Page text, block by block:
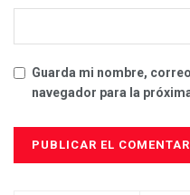
Guarda mi nombre,
navegador para la